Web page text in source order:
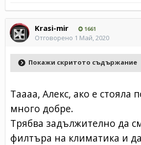
Krasi-mir 1661
Отговорено 1 Май, 2020
Покажи скритото съдържание
Таааа, Алекс, ако е стояла
много добре.
Трябва задължително да
филтъра на климатика и